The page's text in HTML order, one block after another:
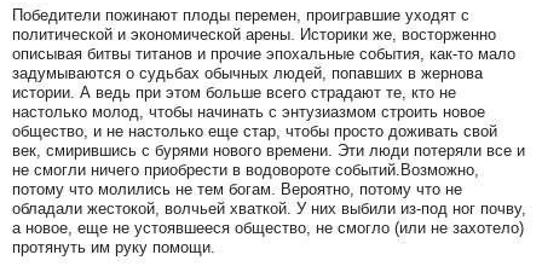
Победители пожинают плоды перемен, проигравшие уходят с
политической и экономической арены. Историки же, восторженно
описывая битвы титанов и прочие эпохальные события, как-то мало
задумываются о судьбах обычных людей, попавших в жернова
истории. А ведь при этом больше всего страдают те, кто не
настолько молод, чтобы начинать с энтузиазмом строить новое
общество, и не настолько еще стар, чтобы просто доживать свой
век, смирившись с бурями нового времени. Эти люди потеряли все и
не смогли ничего приобрести в водовороте событий.Возможно,
потому что молились не тем богам. Вероятно, потому что не
обладали жестокой, волчьей хваткой. У них выбили из-под ног почву,
а новое, еще не устоявшееся общество, не смогло (или не захотело)
протянуть им руку помощи.